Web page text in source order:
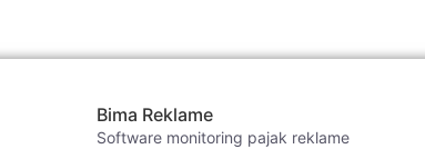
Bima Reklame
Software monitoring pajak reklame